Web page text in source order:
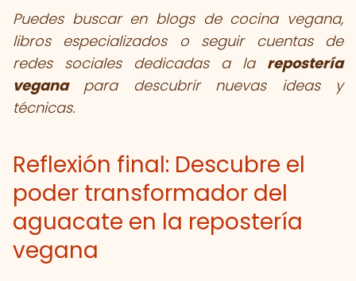
Puedes buscar en blogs de cocina vegana,
libros especializados o seguir cuentas de
redes sociales dedicadas a la repostería
veganapara descubrir nuevas ideas y
técnicas.
Reflexión final: Descubre el
poder transformador del
aguacate en la repostería
vegana